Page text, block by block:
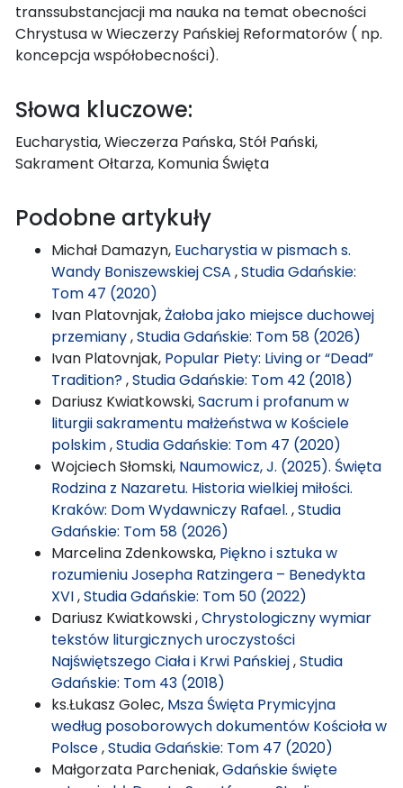
transsubstancjacji ma nauka na temat obecności
Chrystusa w Wieczerzy Pańskiej Reformatorów ( np.
koncepcja współobecności).
Słowa kluczowe:
Eucharystia, Wieczerza Pańska, Stół Pański,
Sakrament Ołtarza, Komunia Święta
Podobne artykuły
Michał Damazyn, Eucharystia w pismach s.
Wandy Boniszewskiej CSA ,Studia Gdańskie:
Tom 47 (2020)
Ivan Platovnjak,Żałoba jako miejsce duchowej
przemiany,Studia Gdańskie: Tom 58 (2026)
Ivan Platovnjak, Popular Piety: Living or “Dead”
Tradition?,Studia Gdańskie: Tom 42 (2018)
Dariusz Kwiatkowski,Sacrum i profanum w
liturgii sakramentu małżeństwa w Kościele
polskim,Studia Gdańskie: Tom 47 (2020)
Wojciech Słomski, Naumowicz, J. (2025). Święta
Rodzina z Nazaretu. Historia wielkiej miłości.
Kraków: Dom Wydawniczy Rafael. ,Studia
Gdańskie: Tom 58 (2026)
Marcelina Zdenkowska, Piękno i sztuka w
rozumieniu Josepha Ratzingera – Benedykta
XVI,Studia Gdańskie: Tom 50 (2022)
Dariusz Kwiatkowski ,Chrystologiczny wymiar
tekstów liturgicznych uroczystości
Najświętszego Ciała i Krwi Pańskiej,Studia
Gdańskie: Tom 43 (2018)
ks.Łukasz Golec, Msza Święta Prymicyjna
według posoborowych dokumentów Kościoła w
Polsce,Studia Gdańskie: Tom 47 (2020)
Małgorzata Parcheniak,Gdańskie święte